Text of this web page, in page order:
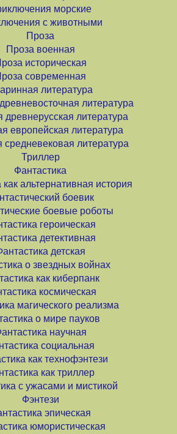
морские
с животными
Проза
Проза военная
историческая
современная
литература
литература
древнерусская литература
европейская литература
средневековая литература
Триллер
Фантастика
как альтернативная история
боевик
боевые роботы
героическая
детективная
детская
о звездных войнах
как киберпанк
космическая
магического реализма
о мире пауков
научная
социальная
как технофэнтези
как триллер
с ужасами и мистикой
Фэнтези
эпическая
юмористическая